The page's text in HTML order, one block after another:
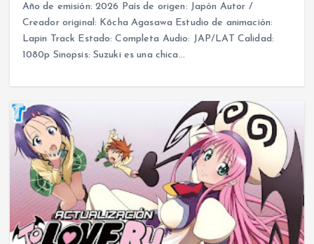
Año de emisión: 2026 País de origen: Japón Autor /
Creador original: Kōcha Agasawa Estudio de animación:
Lapin Track Estado: Completa Audio: JAP/LAT Calidad:
1080p Sinopsis: Suzuki es una chica…